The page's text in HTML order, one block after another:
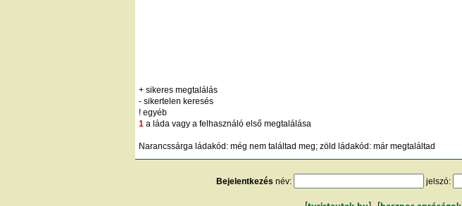
+ sikeres megtalálás
- sikertelen keresés
! egyéb
1 a láda vagy a felhasználó első megtalálása
Narancssárga ládakód: még nem találtad meg; zöld ládakód: már megtaláltad
Bejelentkezés név: jelszó: